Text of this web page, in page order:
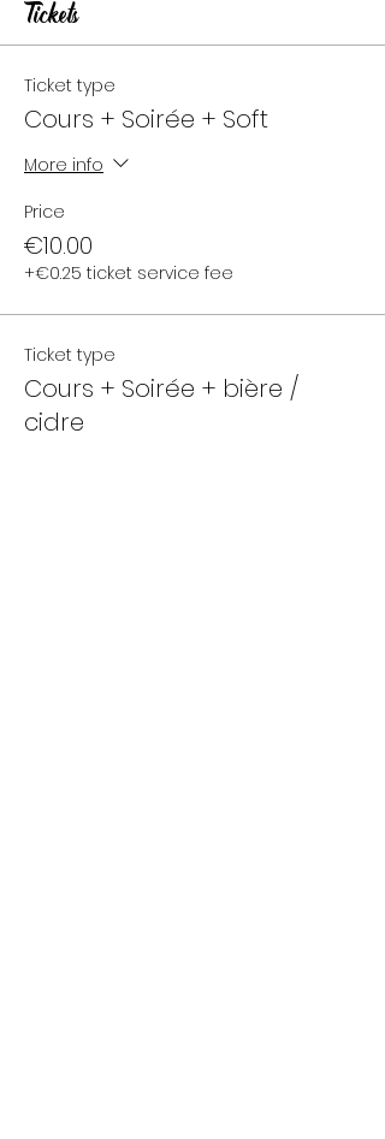
Tickets
Ticket type
Cours + Soirée + Soft
More info
Price
€10.00
+€0.25 ticket service fee
Ticket type
Cours + Soirée + bière /
cidre